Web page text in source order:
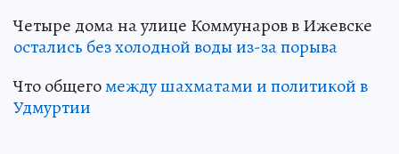
Четыре дома на улице Коммунаров в Ижевске
остались без холодной воды из-за порыва
Что общегомежду шахматами и политикой в
Удмуртии